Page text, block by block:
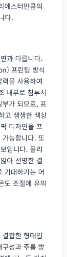
에스터만큼의
다.
과 다릅니다.
프린팅 방식
을 사용하여
내부로 침투시
가 되므로, 프
고 생생한 색상
디자인을 프
능합니다. 또
입니다. 폴리
아 선명한 결
기대하기는 어
도 조절에 유의
합한 형태입
구성과 주름 방